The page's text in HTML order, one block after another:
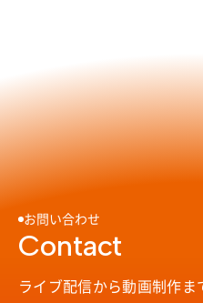
お問い合わせ
Contact
ライブ配信から動画制作ま